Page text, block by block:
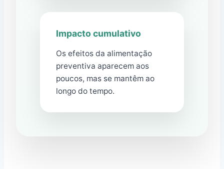
Impacto cumulativo
Os efeitos da alimentação
preventiva aparecem aos
poucos, mas se mantêm ao
longo do tempo.